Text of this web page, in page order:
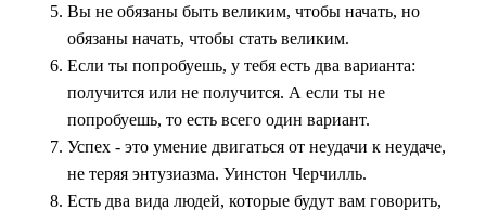
Вы не обязаны быть великим, чтобы начать, но
обязаны начать, чтобы стать великим.
Если ты попробуешь, у тебя есть два варианта:
получится или не получится. А если ты не
попробуешь, то есть всего один вариант.
Успех - это умение двигаться от неудачи к неудаче,
не теряя энтузиазма. Уинстон Черчилль.
Есть два вида людей, которые будут вам говорить,